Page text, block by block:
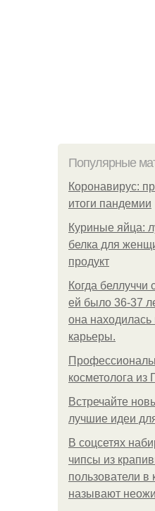
Популярные
Коронавирус:
итоги пандемии
Куриные яйца:
белка для
продукт
Когда беллуччи
ей было 36-37
она
карьеры.
косметолога из
Встречайте
лучшие идеи
В соцсетях
чипсы из
пользователи в
называют